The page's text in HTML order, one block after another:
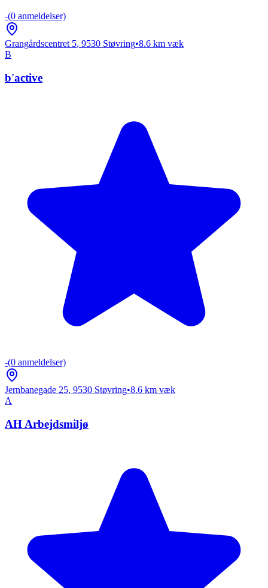
-(0 anmeldelser)
Grangårdscentret 5, 9530 Støvring•8.6 km væk
B
b'active
-(0 anmeldelser)
Jernbanegade 25, 9530 Støvring•8.6 km væk
A
AH Arbejdsmiljø